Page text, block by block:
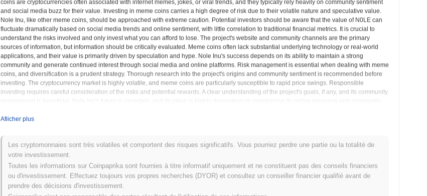
coins are cryptocurrencies often associated with internet memes, jokes, or viral trends, and they typically rely heavily on community sentiment
and social media buzz for their value. Investing in meme coins carries a high degree of risk due to their volatile nature and speculative value.
Nole Inu, like other meme coins, should be approached with extreme caution. Potential investors should be aware that the value of N0LE can
fluctuate dramatically based on social media trends and online sentiment, with little correlation to traditional financial metrics. It is crucial to
understand the risks involved and only invest what you can afford to lose. The project's website and community channels are the primary
sources of information, but information should be critically evaluated. Meme coins often lack substantial underlying technology or real-world
applications, and their value is primarily driven by speculation and hype. Nole Inu's success depends on its ability to maintain a strong
community and generate continued interest through social media and online platforms. Risk management is essential when dealing with meme
coins, and diversification is a prudent strategy. Thorough research into the project's origins and community sentiment is recommended before
investing. The cryptocurrency market is highly volatile, and meme coins are particularly susceptible to rapid price swings. Responsible
investing requires careful consideration of the risks and potential rewards. A clear understanding of the project's goals, if any, and its community
engagement is beneficial. Nole Inu's future is uncertain, and its value is highly dependent on maintaining its online presence and community
investment decision. The Nole Inu project presents a high risk, high reward scenario typical of meme coins.
Nole Inu (N0LE) FAQ – Indicateurs Clés et Aperçus du Marché
Où puis-je acheter Nole Inu (N0LE) ?
Nole Inu (N0LE) est largement disponible sur les plateformes d'échange de cryptomonnaies centralized and decentralized.
Afiicher plus
Les cryptomonnaies sont très volatiles et comportent des risques significatifs. Vous pourriez perdre une partie ou la totalité de
votre investissement.
Toutes les informations sur Coinpaprika sont fournies à titre informatif uniquement et ne constituent pas des conseils financiers
ou d'investissement. Effectuez toujours vos propres recherches (DYOR) et consultez un conseiller financier qualifié avant de
prendre des décisions d'investissement.